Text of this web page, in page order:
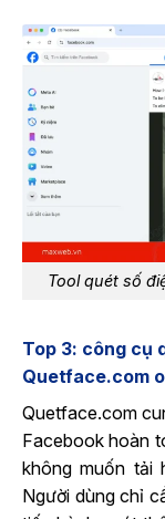
Tool quét số
Top 3: công cụ
Quetface.com
Quetface.com
Facebook hoàn
không muốn tải
Người dùng chỉ